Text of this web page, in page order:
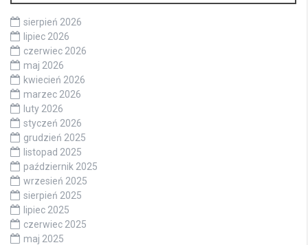
sierpień 2026
lipiec 2026
czerwiec 2026
maj 2026
kwiecień 2026
marzec 2026
luty 2026
styczeń 2026
grudzień 2025
listopad 2025
październik 2025
wrzesień 2025
sierpień 2025
lipiec 2025
czerwiec 2025
maj 2025